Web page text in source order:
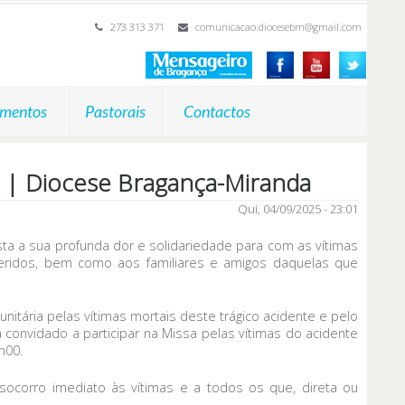
273 313 371 comunicacao.diocesebm@gmail.com
Pastorais Contactos
Diocese Bragança-Miranda
Qui, 04/09/2025 - 23:01
a sua profunda dor e solidariedade para com as vítimas
bem como aos familiares e amigos daquelas que
pelas vítimas mortais deste trágico acidente e pelo
a participar na Missa pelas vítimas do acidente
imediato às vítimas e a todos os que, direta ou